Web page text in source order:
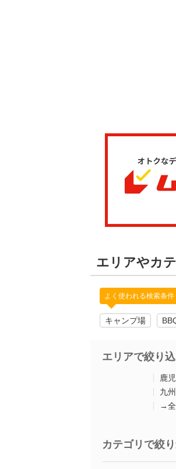
エリアやカ
よく使われる検索条件
キャンプ場
エリアで絞り
鹿
九州
→全
カテゴリで絞